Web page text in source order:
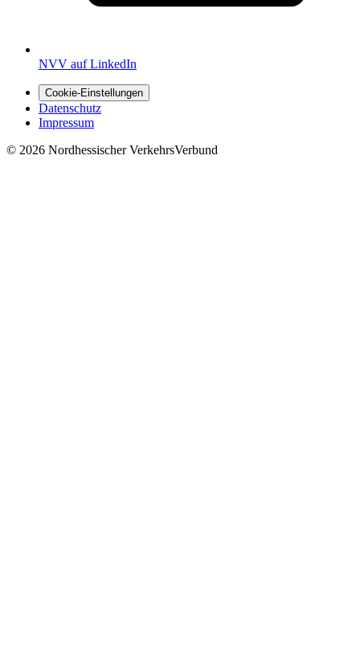
NVV auf LinkedIn
Cookie-Einstellungen
Datenschutz
Impressum
© 2026 Nordhessischer VerkehrsVerbund